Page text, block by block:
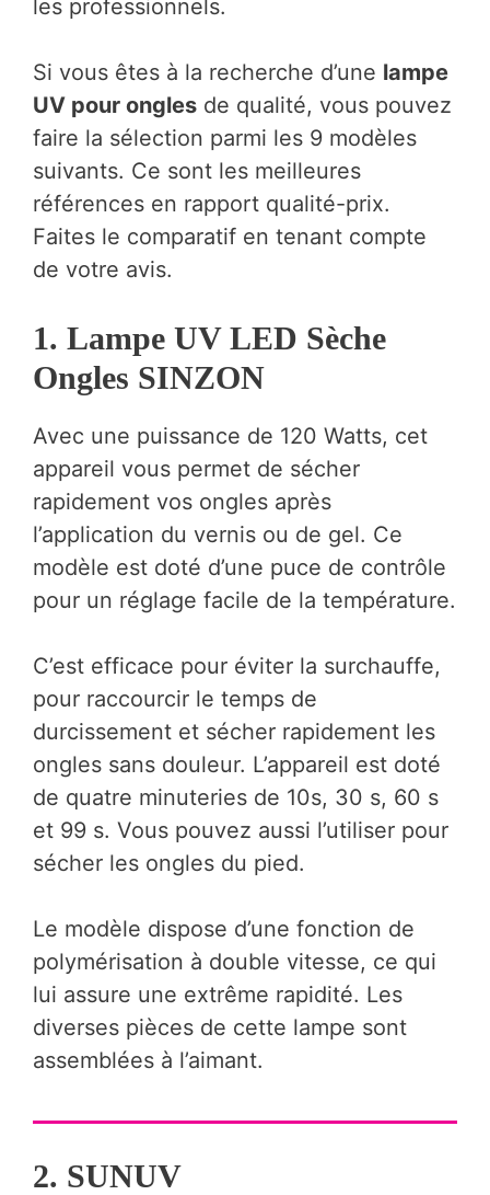
les professionnels.
Si vous êtes à la recherche d’une lampe
UV pour ongles de qualité, vous pouvez
faire la sélection parmi les 9 modèles
suivants. Ce sont les meilleures
références en rapport qualité-prix.
Faites le comparatif en tenant compte
de votre avis.
1. Lampe UV LED Sèche
Ongles SINZON
Avec une puissance de 120 Watts, cet
appareil vous permet de sécher
rapidement vos ongles après
l’application du vernis ou de gel. Ce
modèle est doté d’une puce de contrôle
pour un réglage facile de la température.
C’est efficace pour éviter la surchauffe,
pour raccourcir le temps de
durcissement et sécher rapidement les
ongles sans douleur. L’appareil est doté
de quatre minuteries de 10s, 30 s, 60 s
et 99 s. Vous pouvez aussi l’utiliser pour
sécher les ongles du pied.
Le modèle dispose d’une fonction de
polymérisation à double vitesse, ce qui
lui assure une extrême rapidité. Les
diverses pièces de cette lampe sont
assemblées à l’aimant.
2. SUNUV